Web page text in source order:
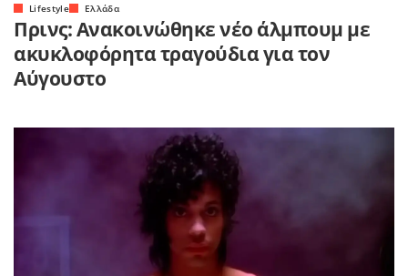
Lifestyle Ελλάδα
Πρινς: Ανακοινώθηκε νέο άλμπουμ με
ακυκλοφόρητα τραγούδια για τον
Αύγουστο